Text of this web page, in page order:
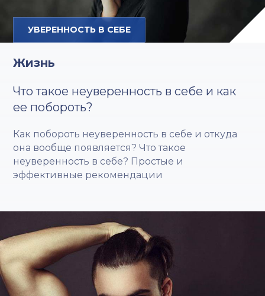
УВЕРЕННОСТЬ В СЕБЕ
Жизнь
Что такое неуверенность в себе и как
ее побороть?
Как побороть неуверенность в себе и откуда
она вообще появляется? Что такое
неуверенность в себе? Простые и
эффективные рекомендации